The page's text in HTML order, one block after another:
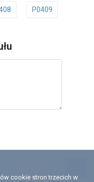
P0409
cookie stron trzecich w